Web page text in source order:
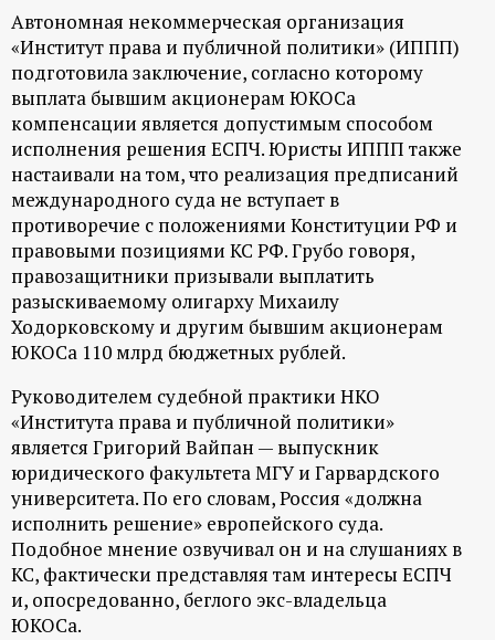
н
ы
й
п
о
р
т
а
л
Автономная некоммерческая организация
«Институт права и публичной политики» (ИППП)
подготовила заключение, согласно которому
выплата бывшим акционерам ЮКОСа
компенсации является допустимым способом
исполнения решения ЕСПЧ. Юристы ИППП также
настаивали на том, что реализация предписаний
международного суда не вступает в
противоречие с положениями Конституции РФ и
правовыми позициями КС РФ. Грубо говоря,
правозащитники призывали выплатить
разыскиваемому олигарху Михаилу
Ходорковскому и другим бывшим акционерам
ЮКОСа 110 млрд бюджетных рублей.
Руководителем судебной практики НКО
«Института права и публичной политики»
является Григорий Вайпан — выпускник
юридического факультета МГУ и Гарвардского
университета. По его словам, Россия «должна
исполнить решение» европейского суда.
Подобное мнение озвучивал он и на слушаниях в
КС, фактически представляя там интересы ЕСПЧ
и, опосредованно, беглого экс-владельца
ЮКОСа.